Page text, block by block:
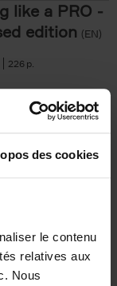
des cookies
le contenu
relatives aux
Nous
like a PRO -
edition (EN)
226